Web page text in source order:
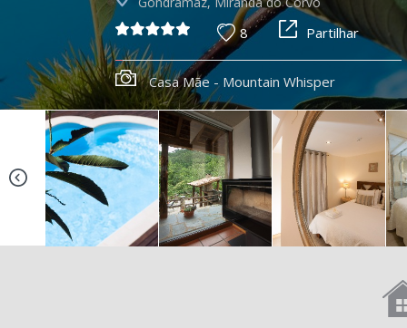
8 Partilhar
Casa Mãe - Mountain Whisper